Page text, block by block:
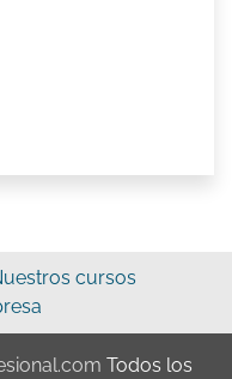
cursos
Todos los